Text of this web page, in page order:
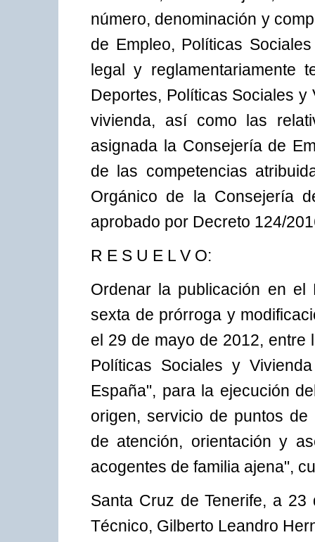
número, denominación y
de Empleo, Políticas
legal y reglamentariamente
Deportes, Políticas Sociales
vivienda, así como las
asignada la Consejería de
de las competencias
Orgánico de la Consejería
aprobado por Decreto 124/
R E S U E L V O:
Ordenar la publicación en el
sexta de prórroga y
el 29 de mayo de 2012, entre
Políticas Sociales y
España", para la ejecución
origen, servicio de puntos
de atención, orientación y
acogentes de familia ajena",
Santa Cruz de Tenerife, a
Técnico, Gilberto Leandro